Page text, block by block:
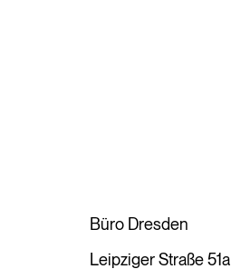
Büro Dresden
Leipziger Straße 51a